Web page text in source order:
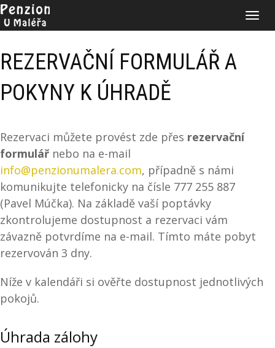
Toggle
REZERVAČNÍ FORMULÁŘ A
POKYNY K ÚHRADĚ
Rezervaci můžete provést zde přes rezervační
formulářnebo na e-mail
info@penzionumalera.com, případně s námi
komunikujte telefonicky na čísle 777 255 887
(Pavel Múčka). Na základě vaší poptávky
zkontrolujeme dostupnost a rezervaci vám
závazně potvrdíme na e-mail. Tímto máte pobyt
rezervován 3 dny.
Níže v kalendáři si ověřte dostupnost jednotlivých
pokojů.
Úhrada zálohy